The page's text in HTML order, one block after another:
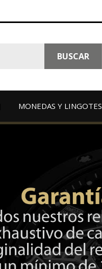
BUSCAR
MONEDAS Y LINGOTES